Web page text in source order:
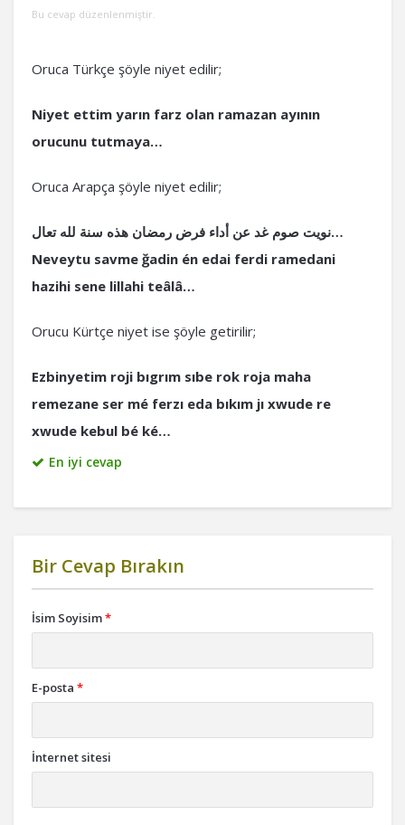
Bu cevap düzenlenmiştir.
Oruca Türkçe şöyle niyet edilir;
Niyet ettim yarın farz olan ramazan ayının
orucunu tutmaya…
Oruca Arapça şöyle niyet edilir;
نويت صوم غد عن أداء فرض رمضان هذه سنة لله تعال…
Neveytu savme ğadin én edai ferdi ramedani
hazihi sene lillahi teâlâ…
Orucu Kürtçe niyet ise şöyle getirilir;
Ezbinyetim roji bıgrım sıbe rok roja maha
remezane ser mé ferzı eda bıkım jı xwude re
xwude kebul bé ké…
En iyi cevap
Bir Cevap Bırakın
İsim Soyisim*
E-posta *
İnternet sitesi